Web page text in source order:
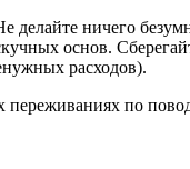
ничего
основ.
расходов).
по